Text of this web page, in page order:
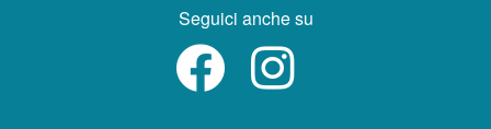
Seguici anche su